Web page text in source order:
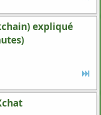
expliqué